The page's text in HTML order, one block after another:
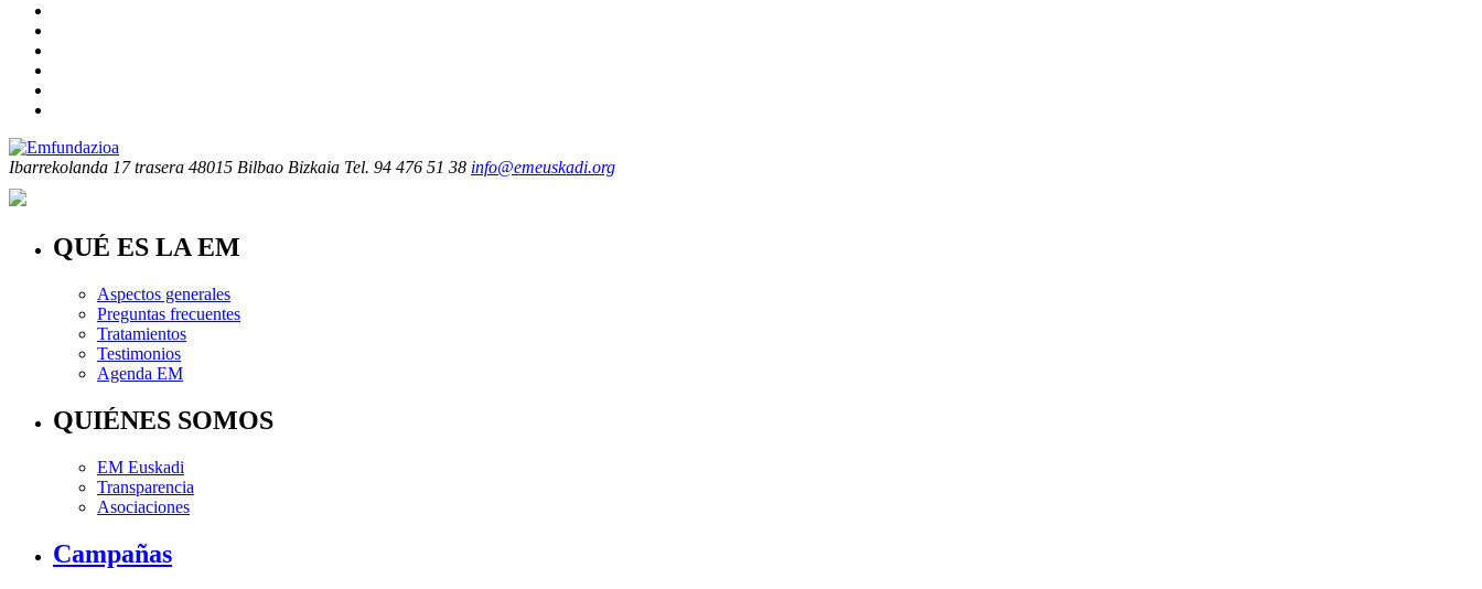
Ibarrekolanda 17 trasera 48015 Bilbao Bizkaia Tel. 94 476 51 38 info@emeuskadi.org
QUÉ ES LA EM
Aspectos generales
Preguntas frecuentes
Tratamientos
Testimonios
Agenda EM
QUIÉNES SOMOS
EM Euskadi
Transparencia
Asociaciones
Campañas